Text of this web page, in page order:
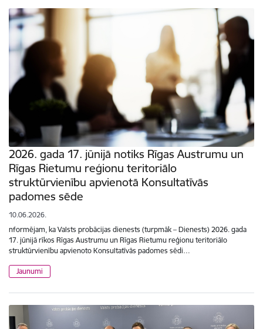
2026. gada 17. jūnijā notiks Rīgas Austrumu un
Rīgas Rietumu reģionu teritoriālo
struktūrvienību apvienotā Konsultatīvās
padomes sēde
10.06.2026.
nformējam, ka Valsts probācijas dienests (turpmāk – Dienests) 2026. gada
17. jūnijā rīkos Rīgas Austrumu un Rīgas Rietumu reģionu teritoriālo
struktūrvienību apvienoto Konsultatīvās padomes sēdi…
Jaunumi